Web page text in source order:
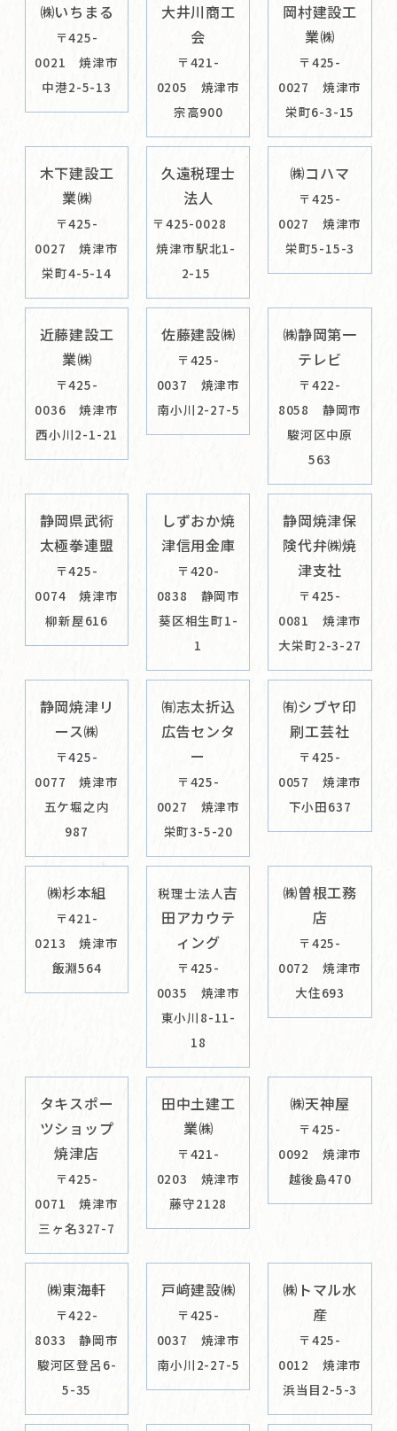
㈱いちまる
〒425-
0021 焼津市
中港2-5-13
大井川商工
会
〒421-
0205 焼津市
宗高900
岡村建設工
業㈱
〒425-
0027 焼津市
栄町6-3-15
木下建設工
業㈱
〒425-
0027 焼津市
栄町4-5-14
久遠税理士
法人
〒425-0028
焼津市駅北1-
2-15
㈱コハマ
〒425-
0027 焼津市
栄町5-15-3
近藤建設工
業㈱
〒425-
0036 焼津市
西小川2-1-21
佐藤建設㈱
〒425-
0037 焼津市
南小川2-27-5
㈱静岡第一
テレビ
〒422-
8058 静岡市
駿河区中原
563
静岡県武術
太極拳連盟
〒425-
0074 焼津市
柳新屋616
しずおか焼
津信用金庫
〒420-
0838 静岡市
葵区相生町1-
1
静岡焼津保
険代弁㈱焼
津支社
〒425-
0081 焼津市
大栄町2-3-27
静岡焼津リ
ース㈱
〒425-
0077 焼津市
五ケ堀之内
987
㈲志太折込
広告センタ
ー
〒425-
0027 焼津市
栄町3-5-20
㈲シブヤ印
刷工芸社
〒425-
0057 焼津市
下小田637
㈱杉本組
〒421-
0213 焼津市
飯淵564
税理士法人吉
田アカウテ
ィング
〒425-
0035 焼津市
東小川8-11-
18
㈱曽根工務
店
〒425-
0072 焼津市
大住693
タキスポー
ツショップ
焼津店
〒425-
0071 焼津市
三ヶ名327-7
田中土建工
業㈱
〒421-
0203 焼津市
藤守2128
㈱天神屋
〒425-
0092 焼津市
越後島470
㈱東海軒
〒422-
8033 静岡市
駿河区登呂6-
5-35
戸﨑建設㈱
〒425-
0037 焼津市
南小川2-27-5
㈱トマル水
産
〒425-
0012 焼津市
浜当目2-5-3